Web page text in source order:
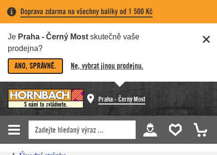
Doprava zdarma na všechny balíky od 1 500 Kč
Je Praha - Černý Most skutečně vaše
prodejna?
ANO, SPRÁVNĚ. Ne, vybrat jinou prodejnu.
Praha - Černý Most